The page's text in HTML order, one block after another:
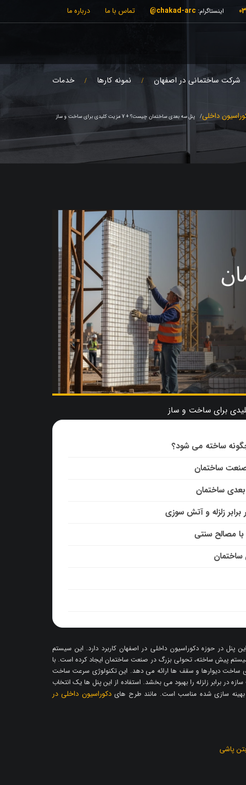
اینستاگرام: chakad-arc@ تماس با ما درباره ما
شرکت ساختمانی در اصفهان نمونه کارها خدمات
داخلی پنل سه بعدی ساختمان چیست؟ + 7 مزیت کلیدی برای ساخت‌ و ساز
ساخته می شود؟
ساختمان
ساختمان
زلزله و آتش سوزی
مصالح سنتی
در حوزه دکوراسیون داخلی در اصفهان کاربرد دارد. این سیستم
پیش ساخته، تحولی بزرگ در صنعت ساختمان ایجاد کرده است. با
ساخت دیوارها و سقف ها ارائه می دهد. این تکنولوژی سرعت ساخت
برابر زلزله را بهبود می بخشد. استفاده از این پنل ها یک انتخاب
بهینه سازی شده مناسب است. مانند طرح هایدکوراسیون داخلی در